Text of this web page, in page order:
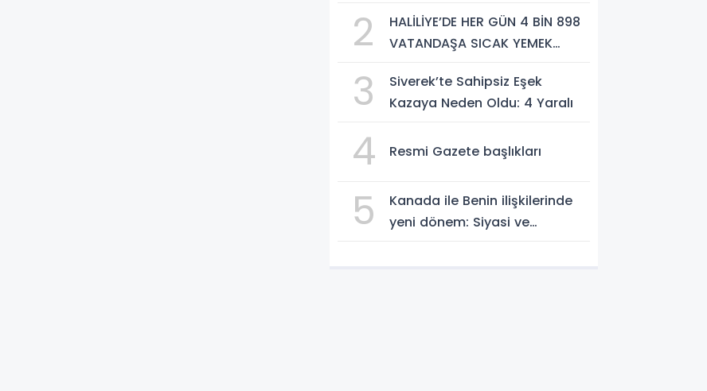
2
HALİLİYE’DE HER GÜN 4 BİN 898
VATANDAŞA SICAK YEMEK
3
Siverek’te Sahipsiz Eşek
Kazaya Neden Oldu: 4 Yaralı
4 Resmi Gazete başlıkları
5
Kanada ile Benin ilişkilerinde
yeni dönem: Siyasi ve